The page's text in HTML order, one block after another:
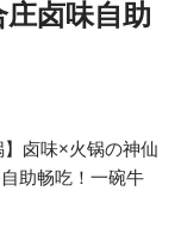
庄卤味自助
】卤味×火锅の神仙
助畅吃！一碗牛